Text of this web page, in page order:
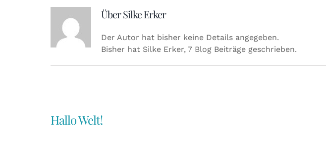
ÜberSilke Erker
Der Autor hat bisher keine Details angegeben.
Bisher hat Silke Erker, 7 Blog Beiträge geschrieben.
Hallo Welt!